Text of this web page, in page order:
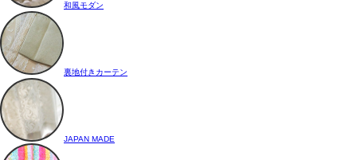
和風モダン
裏地付きカーテン
JAPAN MADE